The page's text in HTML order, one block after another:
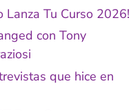
Lanza Tu Curso 2026!
con Tony
que hice en